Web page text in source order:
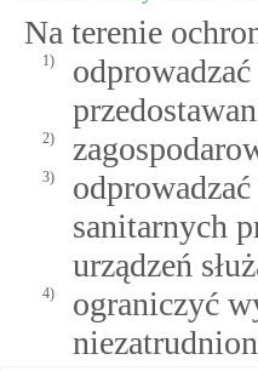
Na terenie
1)
2)
3)
sanitarnych
urządzeń
4)
ograniczyć